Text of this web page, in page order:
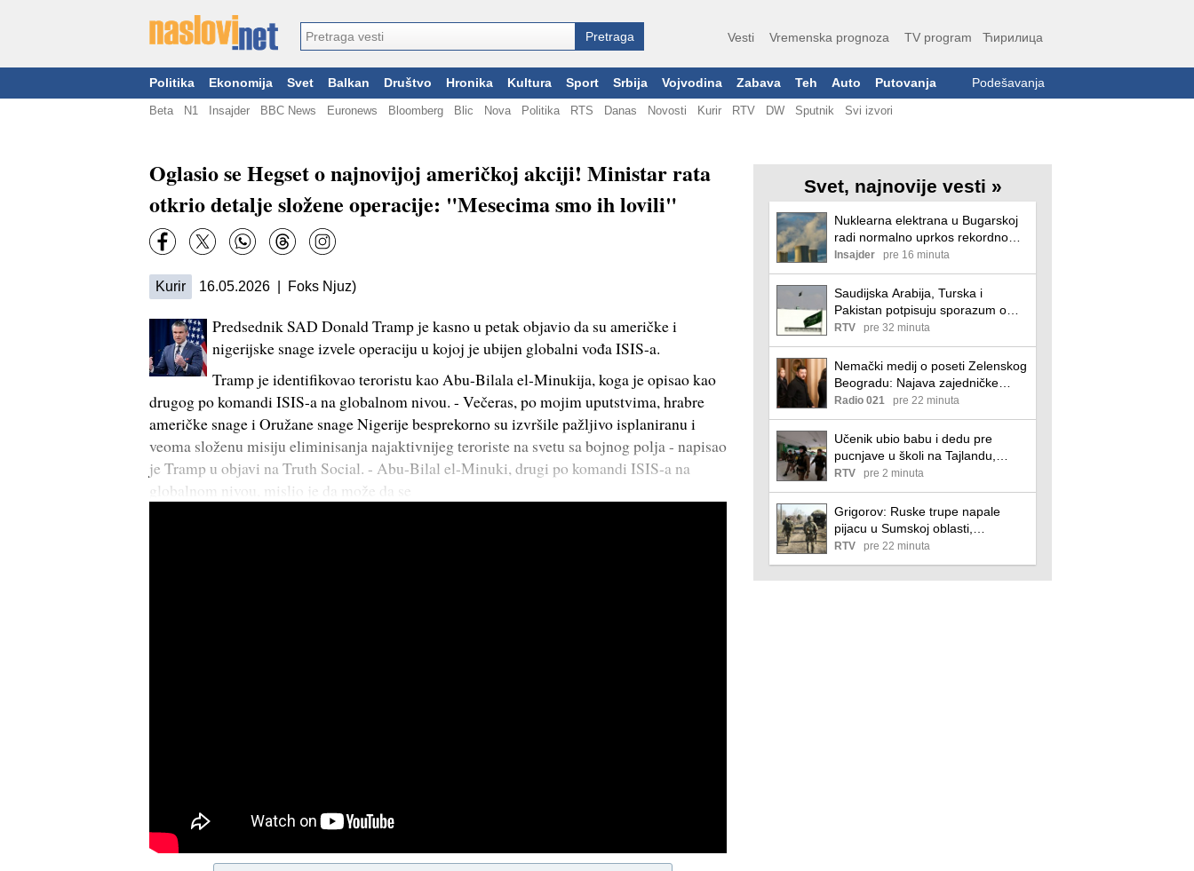
Vesti Vremenska prognoza TV program Ћирилица
Politika Ekonomija Svet Balkan Društvo Hronika Kultura Sport Srbija Vojvodina Zabava Teh Auto Putovanja Podešavanja
Beta N1 Insajder BBC News Euronews Bloomberg Blic Nova Politika RTS Danas Novosti Kurir RTV DW Sputnik Svi izvori
Oglasio se Hegset o najnovijoj američkoj akciji! Ministar rata
otkrio detalje složene operacije: "Mesecima smo ih lovili"
Kurir 16.05.2026 | Foks Njuz)
Predsednik SAD Donald Tramp je kasno u petak objavio da su američke i
nigerijske snage izvele operaciju u kojoj je ubijen globalni vođa ISIS-a.
Tramp je identifikovao teroristu kao Abu-Bilala el-Minukija, koga je opisao kao
drugog po komandi ISIS-a na globalnom nivou. - Večeras, po mojim uputstvima, hrabre
američke snage i Oružane snage Nigerije besprekorno su izvršile pažljivo isplaniranu i
veoma složenu misiju eliminisanja najaktivnijeg teroriste na svetu sa bojnog polja - napisao
je Tramp u objavi na Truth Social. - Abu-Bilal el-Minuki, drugi po komandi ISIS-a na
globalnom nivou, mislio je da može da se
Svet, najnovije vesti »
Nuklearna elektrana u Bugarskoj
radi normalno uprkos rekordno
niskom Dunavu
Insajder pre 16 minuta
Saudijska Arabija, Turska i
Pakistan potpisuju sporazum o
odbrani
RTV pre 32 minuta
Nemački medij o poseti Zelenskog
Beogradu: Najava zajedničke
fabrike dronova?
Radio 021 pre 22 minuta
Učenik ubio babu i dedu pre
pucnjave u školi na Tajlandu,
ukupno osmoro mrtvih
RTV pre 2 minuta
Grigorov: Ruske trupe napale
pijacu u Sumskoj oblasti,
povređeno 10 ljudi
RTV pre 22 minuta